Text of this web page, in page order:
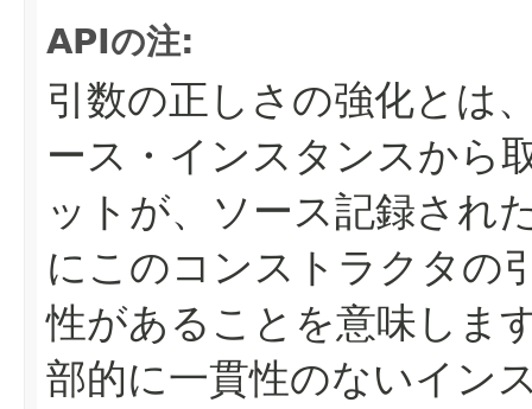
APIの注:
引数の正しさの強化とは
ース・インスタンスから
ットが、ソース記録され
にこのコンストラクタの
性があることを意味しま
部的に一貫性のないイン